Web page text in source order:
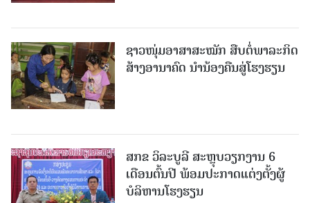
ຊາວໜຸ່ມອາສາສະໝັກ ສືບຕໍ່ພາລະກິດ
ສ້າງອານາຄົດ ນໍານ້ອງຄືນສູ່ໂຮງຮຽນ
ສກຂ ວິລະບູລີ ສະຫຼຸບວຽກງານ 6
ເດືອນຕົ້ນປີ ພ້ອມປະກາດແຕ່ງຕັ້ງຜູ້
ບໍລິຫານໂຮງຮຽນ